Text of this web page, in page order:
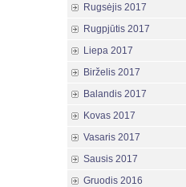
Rugsėjis 2017
Rugpjūtis 2017
Liepa 2017
Birželis 2017
Balandis 2017
Kovas 2017
Vasaris 2017
Sausis 2017
Gruodis 2016